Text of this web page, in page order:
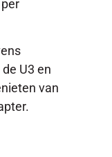
U3 en
van